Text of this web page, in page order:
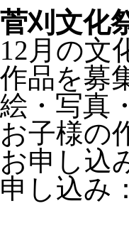
菅刈文化
12月の文
作品を募
絵・写真
お子様の
お申し込
申し込み